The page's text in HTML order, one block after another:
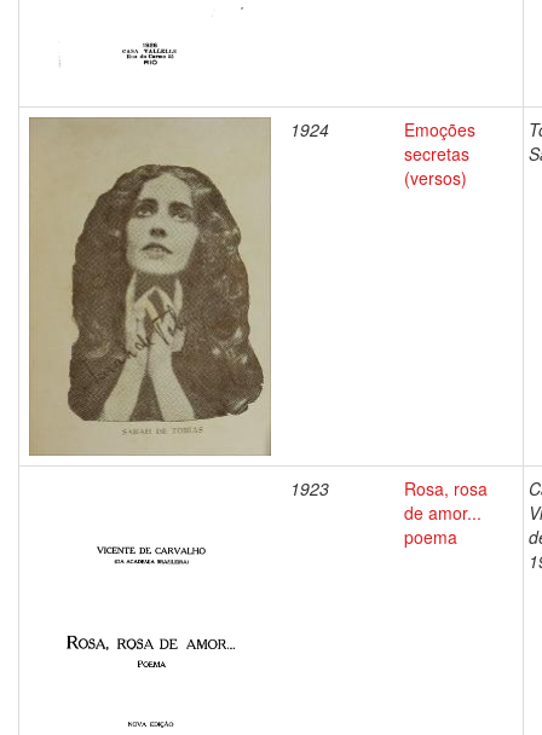
1924
Emoções
secretas
(versos)
1923
Rosa, rosa
de amor...
poema